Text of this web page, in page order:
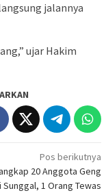
jalannya
ujar Hakim
Pos berikutnya
20 Anggota Geng
1 Orang Tewas